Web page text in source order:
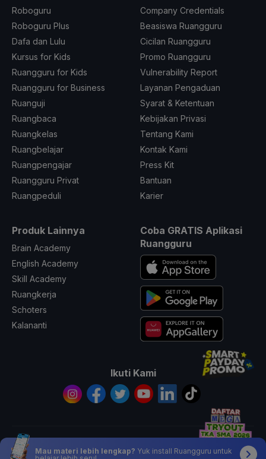
Roboguru
Roboguru Plus
Dafa dan Lulu
Kursus for Kids
Ruangguru for Kids
Ruangguru for Business
Ruanguji
Ruangbaca
Ruangkelas
Ruangbelajar
Ruangpengajar
Ruangguru Privat
Ruangpeduli
Company Credentials
Beasiswa Ruangguru
Cicilan Ruangguru
Promo Ruangguru
Vulnerability Report
Layanan Pengaduan
Syarat & Ketentuan
Kebijakan Privasi
Tentang Kami
Kontak Kami
Press Kit
Bantuan
Karier
Produk Lainnya
Brain Academy
English Academy
Skill Academy
Ruangkerja
Schoters
Kalananti
Coba GRATIS Aplikasi
Ruangguru
Ikuti Kami
© 2026 All Rights Reserved PT. Ruang Raya Indonesia
Mau materi lebih lengkap? Yuk install Ruangguru untuk